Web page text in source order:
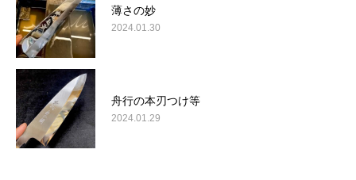
薄さの妙
2024.01.30
舟行の本刃つけ等
2024.01.29